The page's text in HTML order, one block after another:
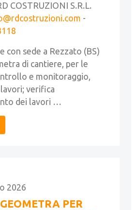
COSTRUZIONI S.R.L.
-
con sede a Rezzato (BS)
di cantiere, per le
e monitoraggio,
verifica
dei lavori …
2026
PER